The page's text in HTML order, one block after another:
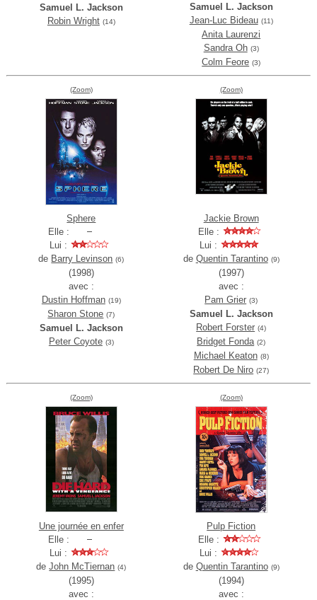
Samuel L. Jackson
Robin Wright (14)
Samuel L. Jackson
Jean-Luc Bideau (11)
Anita Laurenzi
Sandra Oh (3)
Colm Feore (3)
(Zoom)
Sphere
Elle :
Lui :
de Barry Levinson (6)
(1998)
avec :
Dustin Hoffman (19)
Sharon Stone (7)
Samuel L. Jackson
Peter Coyote (3)
(Zoom)
Jackie Brown
Elle :
Lui :
de Quentin Tarantino (9)
(1997)
avec :
Pam Grier (3)
Samuel L. Jackson
Robert Forster (4)
Bridget Fonda (2)
Michael Keaton (8)
Robert De Niro (27)
(Zoom)
Une journée en enfer
Elle :
Lui :
deJohn McTiernan (4)
(1995)
avec :
(Zoom)
Pulp Fiction
Elle :
Lui :
de Quentin Tarantino (9)
(1994)
avec :